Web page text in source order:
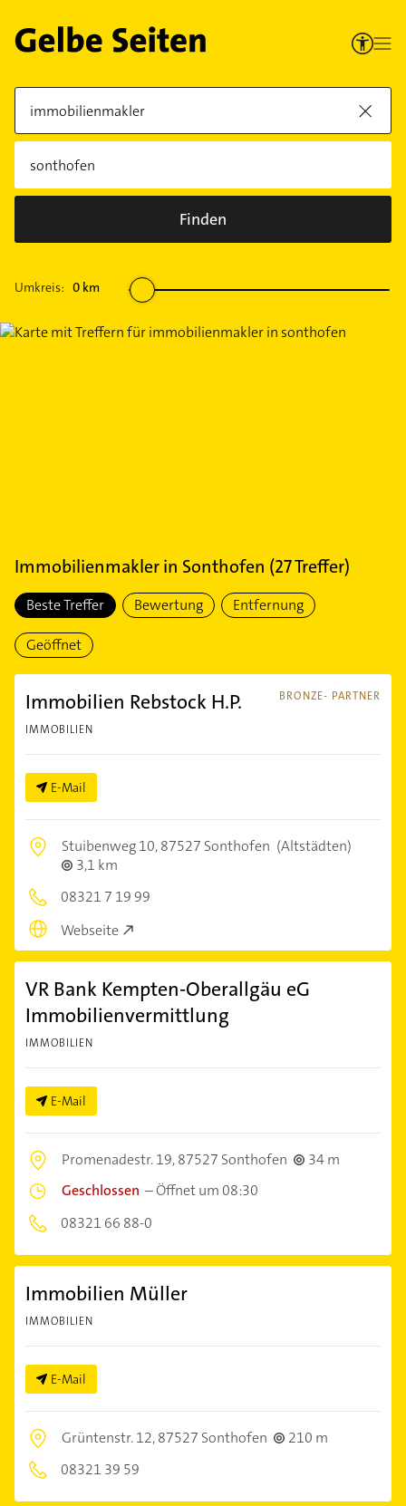
Finden
Umkreis: 0 km
Immobilienmaklerin Sonthofen (27Treffer)
Beste Treffer Bewertung Entfernung
Geöffnet
BRONZE- PARTNER
Immobilien Rebstock H.P.
IMMOBILIEN
E-Mail
Stuibenweg 10,87527 Sonthofen (Altstädten)
3,1 km
08321 7 19 99
Webseite
VR Bank Kempten-Oberallgäu eG
Immobilienvermittlung
IMMOBILIEN
E-Mail
Promenadestr. 19,87527 Sonthofen
34 m
Geschlossen –Öffnet um 08:30
08321 66 88-0
Immobilien Müller
IMMOBILIEN
E-Mail
Grüntenstr. 12,87527 Sonthofen
210 m
08321 39 59